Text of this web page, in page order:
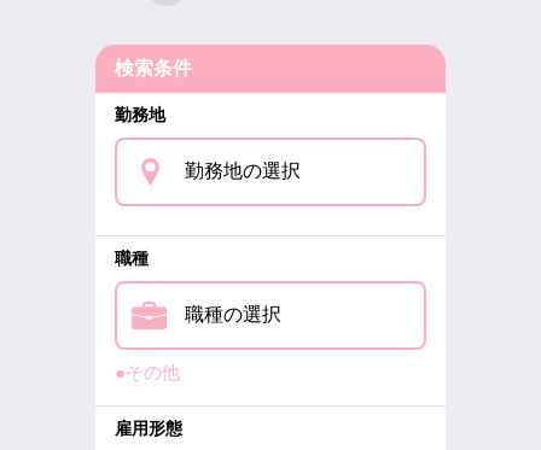
検索条件
勤務地
勤務地の選択
職種
職種の選択
●その他
雇用形態